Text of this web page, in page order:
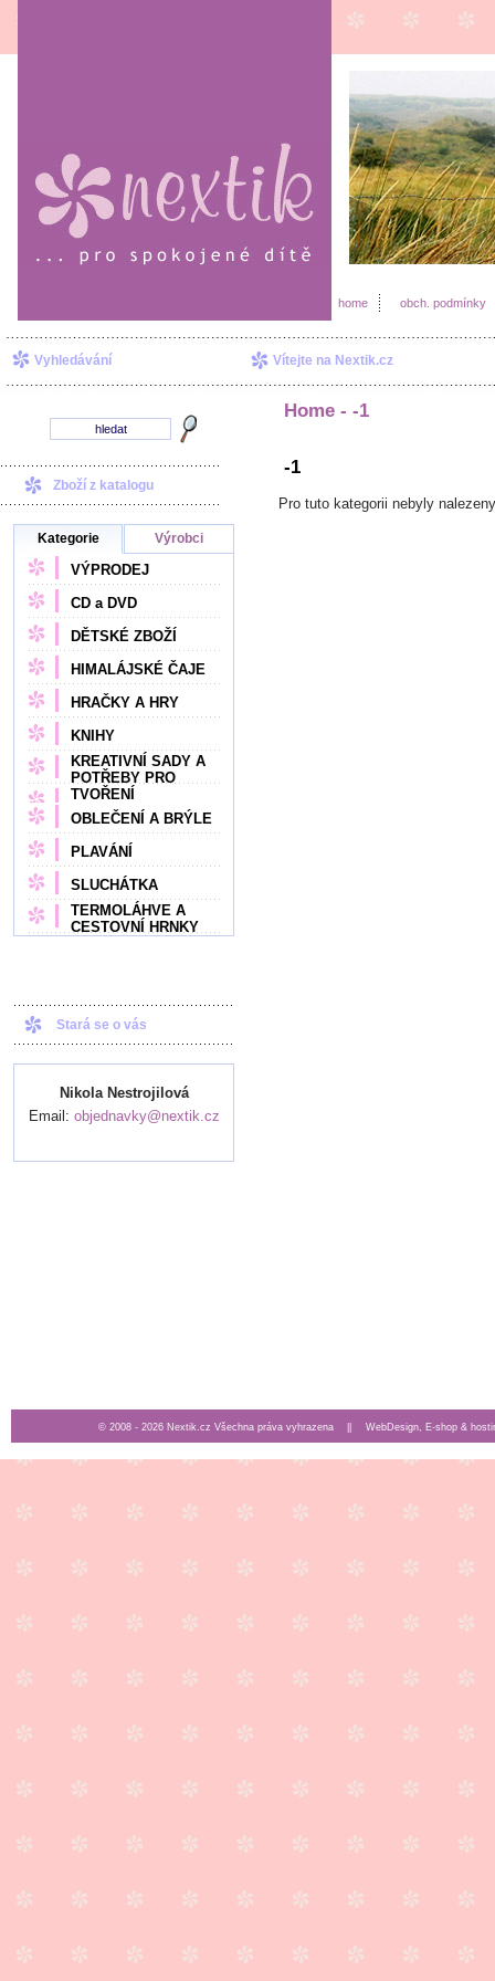
home obch. podmínky
Vyhledávání Vítejte na Nextik.cz
Zboží z katalogu
Kategorie Výrobci
VÝPRODEJ
CD a DVD
DĚTSKÉ ZBOŽÍ
HIMALÁJSKÉ ČAJE
HRAČKY A HRY
KNIHY
KREATIVNÍ SADY A
POTŘEBY PRO
TVOŘENÍ
OBLEČENÍ A BRÝLE
PLAVÁNÍ
SLUCHÁTKA
TERMOLÁHVE A
CESTOVNÍ HRNKY
Stará se o vás
Nikola Nestrojilová
Email: objednavky@nextik.cz
Home - -1
-1
Pro tuto kategorii nebyly
© 2008 - 2026 Nextik.cz Všechna práva vyhrazena || WebDesign, E-shop &